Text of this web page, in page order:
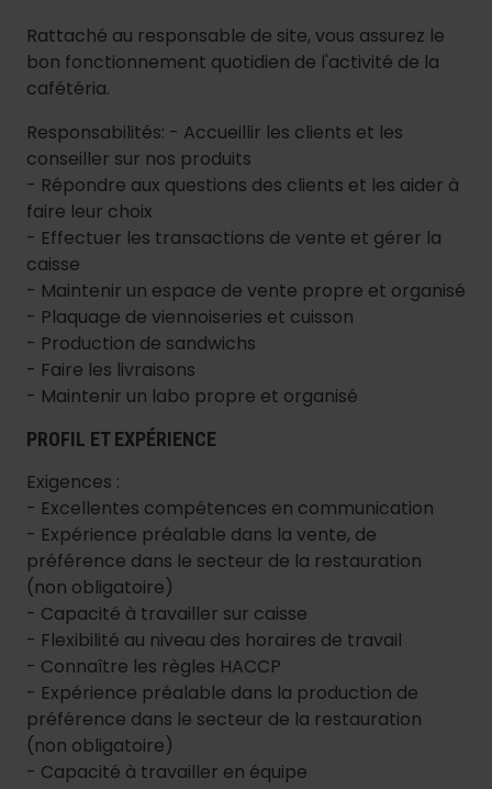
Rattaché au responsable de site, vous assurez le
bon fonctionnement quotidien de l'activité de la
cafétéria.
Responsabilités: - Accueillir les clients et les
conseiller sur nos produits
- Répondre aux questions des clients et les aider à
faire leur choix
- Effectuer les transactions de vente et gérer la
caisse
- Maintenir un espace de vente propre et organisé
- Plaquage de viennoiseries et cuisson
- Production de sandwichs
- Faire les livraisons
- Maintenir un labo propre et organisé
PROFIL ET EXPÉRIENCE
Exigences :
- Excellentes compétences en communication
- Expérience préalable dans la vente, de
préférence dans le secteur de la restauration
(non obligatoire)
- Capacité à travailler sur caisse
- Flexibilité au niveau des horaires de travail
- Connaître les règles HACCP
- Expérience préalable dans la production de
préférence dans le secteur de la restauration
(non obligatoire)
- Capacité à travailler en équipe